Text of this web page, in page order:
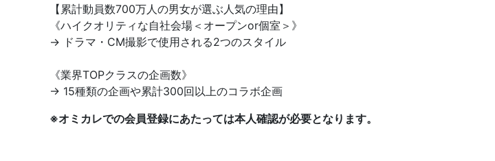
【累計動員数700万人の男女が選ぶ人気の理由】
《ハイクオリティな自社会場＜オープンor個室＞》
→ ドラマ・CM撮影で使用される2つのスタイル
《業界TOPクラスの企画数》
→ 15種類の企画や累計300回以上のコラボ企画
※オミカレでの会員登録にあたっては本人確認が必要となります。